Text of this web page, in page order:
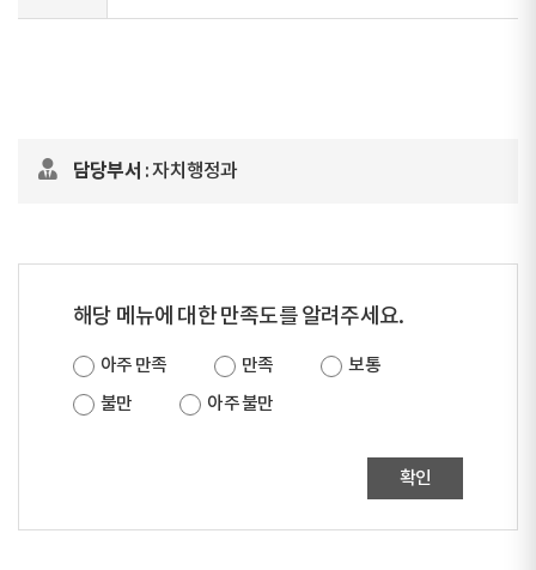
담당부서 : 자치행정과
해당 메뉴에 대한 만족도를 알려주세요.
아주 만족 만족
보통
불만
아주 불만
확인